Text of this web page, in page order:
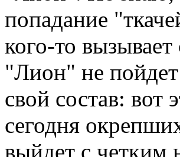
попадание
кого-то
"Лион" не
свой состав: вот
сегодня
выйдет с четким